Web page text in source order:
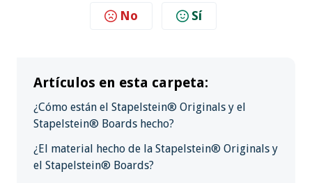
No Sí
Artículos en esta carpeta:
¿Cómo están el Stapelstein® Originals y el
Stapelstein® Boards hecho?
¿El material hecho de la Stapelstein® Originals y
el Stapelstein® Boards?